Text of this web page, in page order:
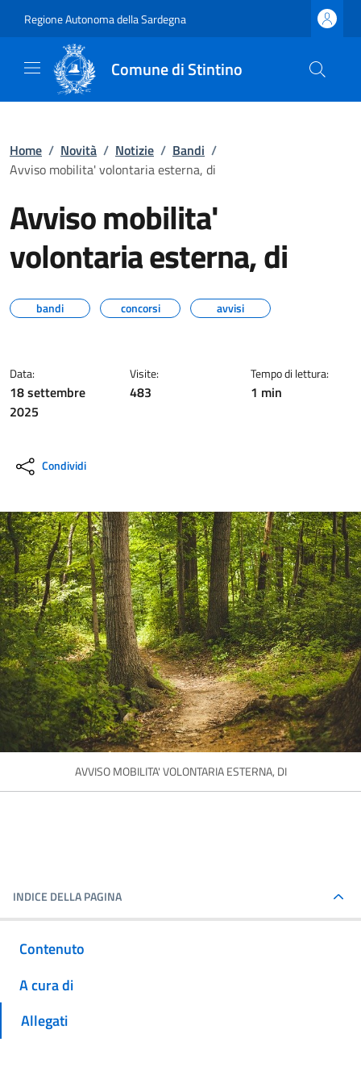
Regione Autonoma della Sardegna
Comune di Stintino
Home / Novità / Notizie / Bandi /
Avviso mobilita' volontaria esterna, di
Avviso mobilita'
volontaria esterna, di
bandi concorsi avvisi
Data:
18 settembre
2025
Visite:
483
Tempo di lettura:
1 min
Condividi
AVVISO MOBILITA' VOLONTARIA ESTERNA, DI
INDICE DELLA PAGINA
Contenuto
A cura di
Allegati